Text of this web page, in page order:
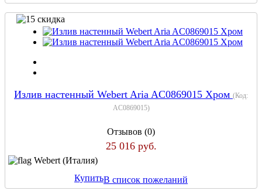
Излив настенный Webert Aria AC0869015 Хром (Код:
AC0869015)
Отзывов (0)
25 016 руб.
Webert (Италия)
КупитьВ список пожеланий